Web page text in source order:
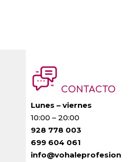
CONTACTO
Lunes – viernes
10:00 – 20:00
928 778 003
699 604 061
info@vohaleprofesion